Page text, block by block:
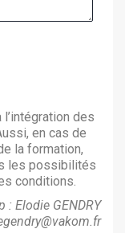
des
en cas de
la formation,
les possibilités
conditions.
: Elodie GENDRY